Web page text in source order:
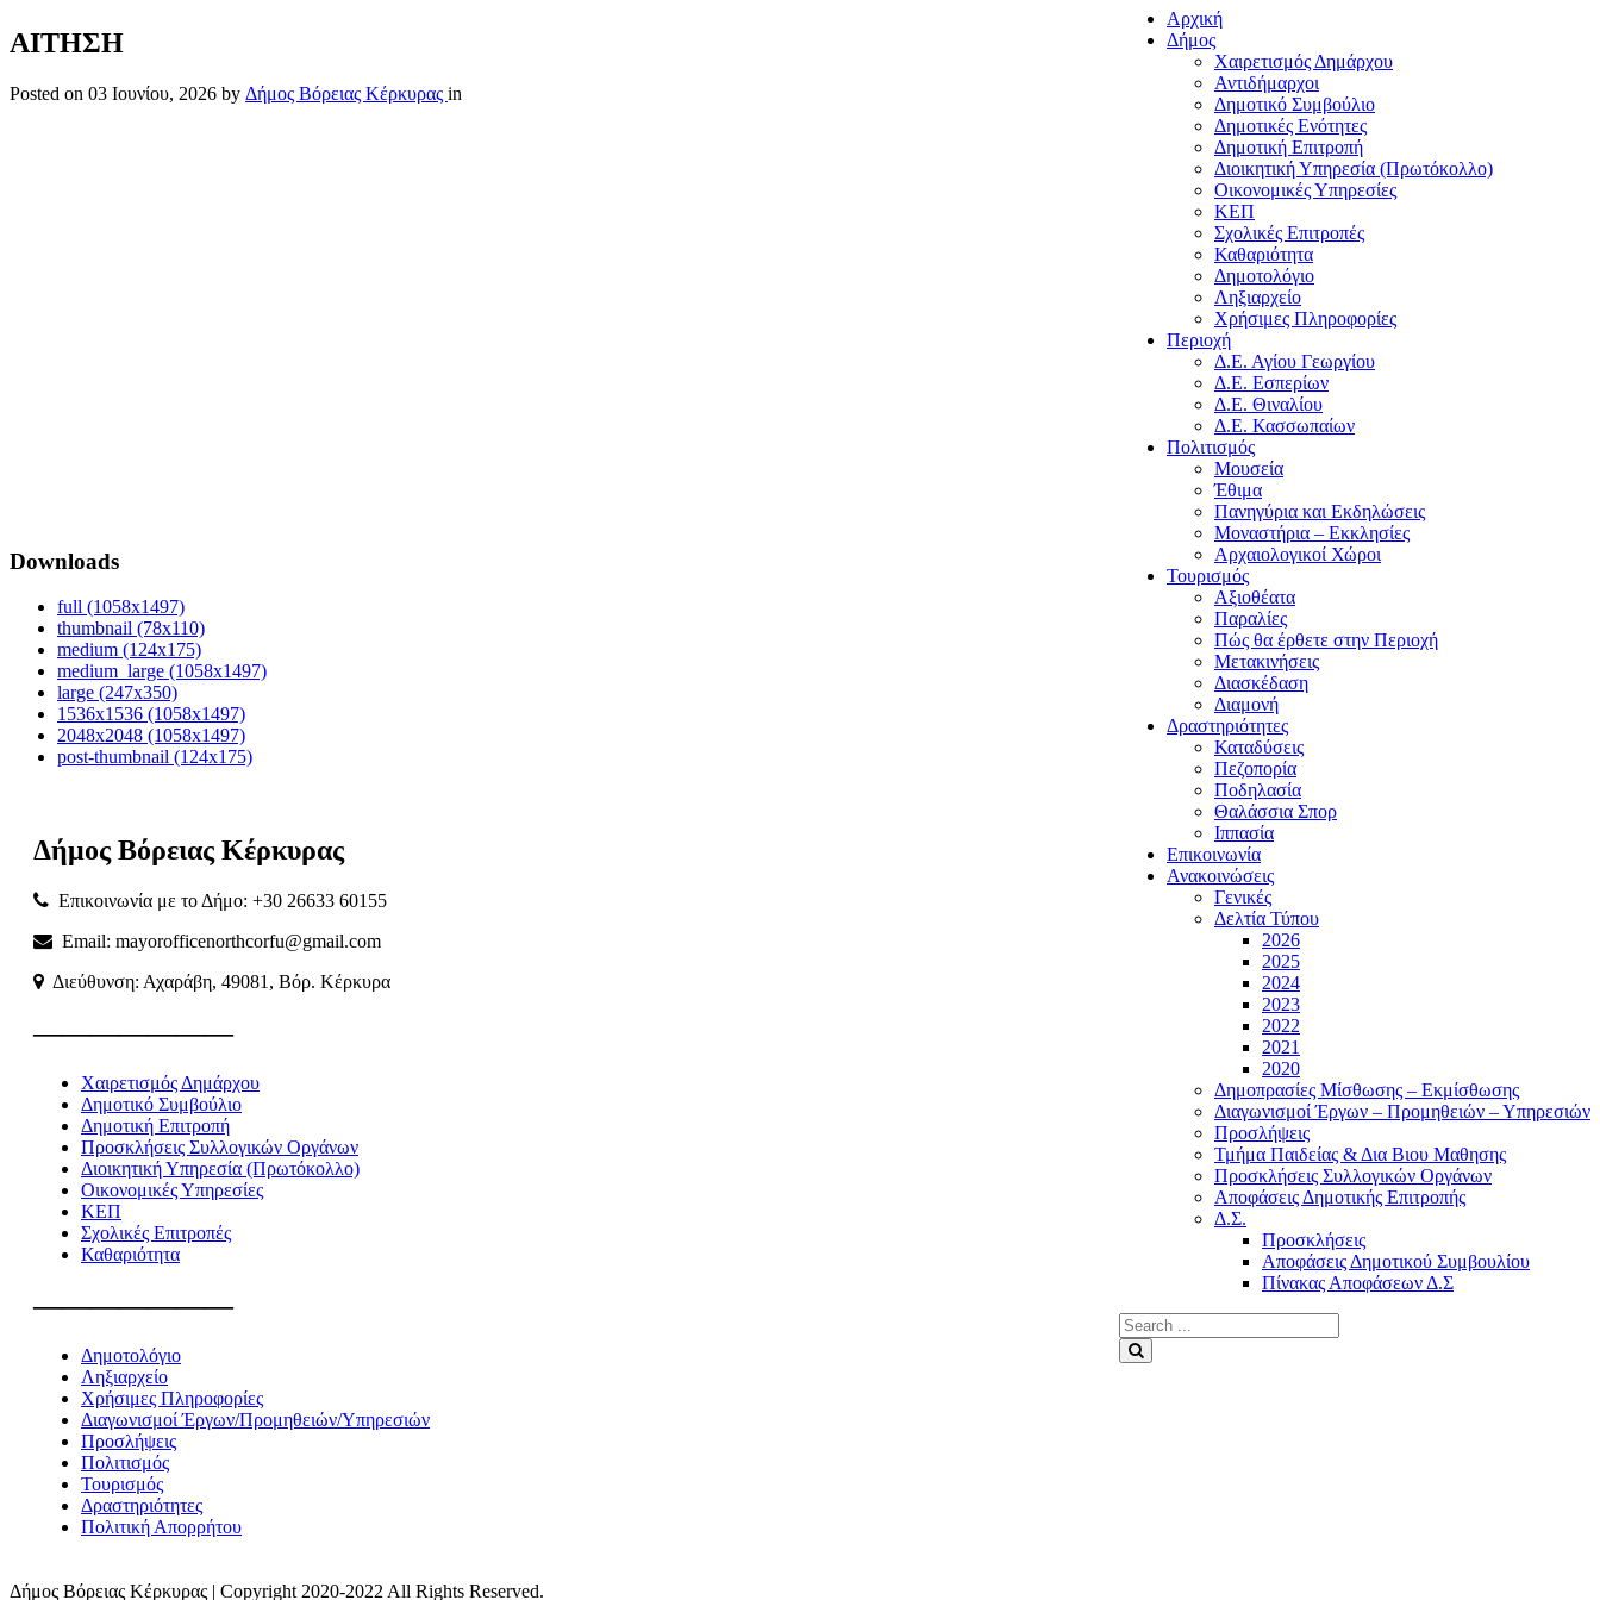
Αρχική
Δήμος
Χαιρετισμός Δημάρχου
Αντιδήμαρχοι
Δημοτικό Συμβούλιο
Δημοτικές Ενότητες
Δημοτική Επιτροπή
Διοικητική Υπηρεσία (Πρωτόκολλο)
Οικονομικές Υπηρεσίες
ΚΕΠ
Σχολικές Επιτροπές
Καθαριότητα
Δημοτολόγιο
Ληξιαρχείο
Χρήσιμες Πληροφορίες
Περιοχή
Δ.Ε. Αγίου Γεωργίου
Δ.Ε. Εσπερίων
Δ.Ε. Θιναλίου
Δ.Ε. Κασσωπαίων
Πολιτισμός
Μουσεία
Έθιμα
Πανηγύρια και Εκδηλώσεις
Μοναστήρια – Εκκλησίες
Αρχαιολογικοί Χώροι
Τουρισμός
Αξιοθέατα
Παραλίες
Πώς θα έρθετε στην Περιοχή
Μετακινήσεις
Διασκέδαση
Διαμονή
Δραστηριότητες
Καταδύσεις
Πεζοπορία
Ποδηλασία
Θαλάσσια Σπορ
Ιππασία
Επικοινωνία
Ανακοινώσεις
Γενικές
Δελτία Τύπου
2026
2025
2024
2023
2022
2021
2020
Δημοπρασίες Μίσθωσης – Εκμίσθωσης
Διαγωνισμοί Έργων – Προμηθειών – Υπηρεσιών
Προσλήψεις
Τμήμα Παιδείας & Δια Βιου Μαθησης
Προσκλήσεις Συλλογικών Οργάνων
Αποφάσεις Δημοτικής Επιτροπής
Δ.Σ.
Προσκλήσεις
Αποφάσεις Δημοτικού Συμβουλίου
Πίνακας Αποφάσεων Δ.Σ
Search
for:
ΑΙΤΗΣΗ
Posted on 03 Ιουνίου, 2026 by Δήμος Βόρειας Κέρκυρας in
Downloads
full (1058x1497)
thumbnail (78x110)
medium (124x175)
medium_large (1058x1497)
large (247x350)
1536x1536 (1058x1497)
2048x2048 (1058x1497)
post-thumbnail (124x175)
Δήμος Βόρειας Κέρκυρας
Επικοινωνία με το Δήμο: +30 26633 60155
Email: mayorofficenorthcorfu@gmail.com
Διεύθυνση: Αχαράβη, 49081, Βόρ. Κέρκυρα
———————
Χαιρετισμός Δημάρχου
Δημοτικό Συμβούλιο
Δημοτική Επιτροπή
Προσκλήσεις Συλλογικών Οργάνων
Διοικητική Υπηρεσία (Πρωτόκολλο)
Οικονομικές Υπηρεσίες
ΚΕΠ
Σχολικές Επιτροπές
Καθαριότητα
———————
Δημοτολόγιο
Ληξιαρχείο
Χρήσιμες Πληροφορίες
Διαγωνισμοί Έργων/Προμηθειών/Υπηρεσιών
Προσλήψεις
Πολιτισμός
Τουρισμός
Δραστηριότητες
Πολιτική Απορρήτου
Δήμος Βόρειας Κέρκυρας | Copyright 2020-2022 All Rights Reserved.